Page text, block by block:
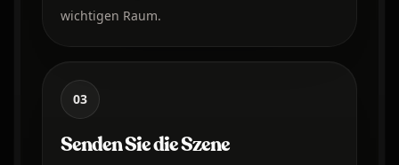
wichtigen Raum.
03
Senden Sie die Szene